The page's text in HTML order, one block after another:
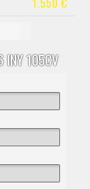
INY 105CV